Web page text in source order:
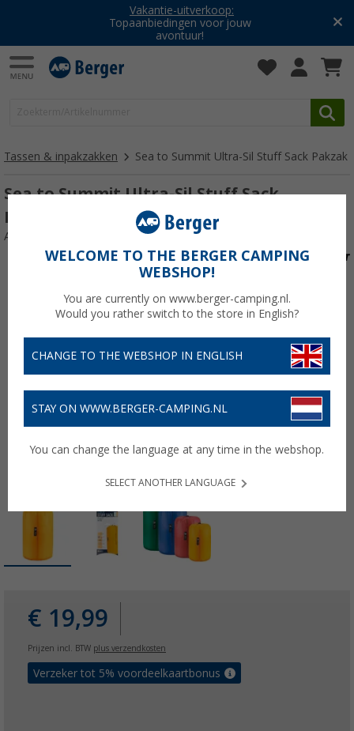
Vakantie-uitverkoop:
Topaanbiedingen voor jouw
avontuur!
Tassen & inpakzakken Sea to Summit Ultra-Sil Stuff Sack Pakzak
Sea to Summit Ultra-Sil Stuff Sack
Packsack 30 liter geel
Artikelnr: 753460
€ 19,99
Prijzen incl. BTW plus verzendkosten
Verzeker tot 5% voordeelkaartbonus
WELCOME TO THE BERGER CAMPING
WEBSHOP!
You are currently on www.berger-camping.nl.
Would you rather switch to the store in English?
CHANGE TO THE WEBSHOP IN ENGLISH
STAY ON WWW.BERGER-CAMPING.NL
You can change the language at any time in the webshop.
SELECT ANOTHER LANGUAGE